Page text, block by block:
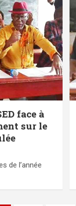
face à
sur le
de l’année